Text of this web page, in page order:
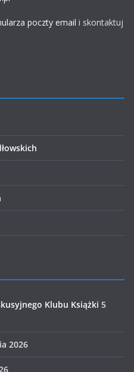
poczty email i skontaktuj
Klubu Książki 5
2026